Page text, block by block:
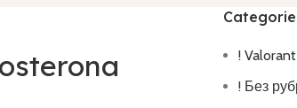
!
! Без